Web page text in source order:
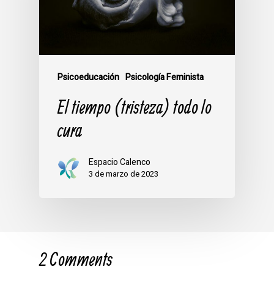
Psicoeducación Psicología Feminista
El tiempo (tristeza) todo lo
cura
Espacio Calenco
3 de marzo de 2023
2 Comments